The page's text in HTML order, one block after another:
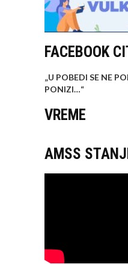
FACEBOOK
„U POBEDI SE NE
PONIZI…“
VREME
AMSS